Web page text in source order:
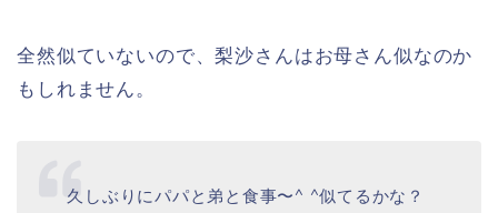
全然似ていないので、梨沙さんはお母さん似なのか
もしれません。
久しぶりにパパと弟と食事〜^ ^似てるかな？